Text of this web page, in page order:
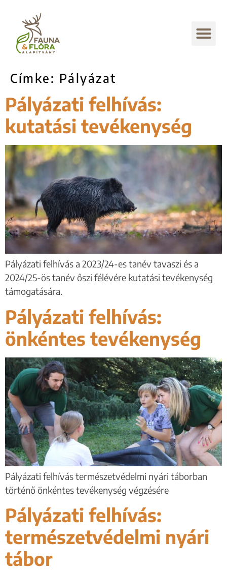
Címke: Pályázat
Pályázati felhívás:
kutatási tevékenység
Pályázati felhívás a 2023/24-es tanév tavaszi és a
2024/25-ös tanév őszi félévére kutatási tevékenység
támogatására.
Pályázati felhívás:
önkéntes tevékenység
Pályázati felhívás természetvédelmi nyári táborban
történő önkéntes tevékenység végzésére
Pályázati felhívás:
természetvédelmi nyári
tábor